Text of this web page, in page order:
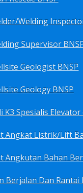
Welding
Supervisor
Geologist BNSP
Geology BNSP